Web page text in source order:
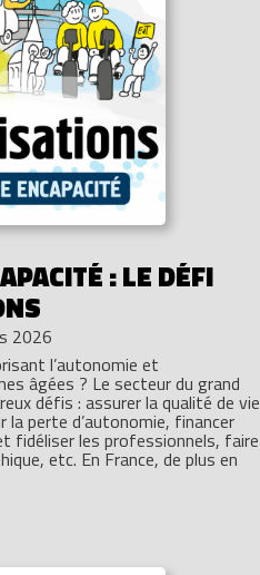
: LE DÉFI
2026
l’autonomie et
âgées ? Le secteur du grand
défis : assurer la qualité de vie
la perte d’autonomie, financer
fidéliser les professionnels, faire
etc. En France, de plus en